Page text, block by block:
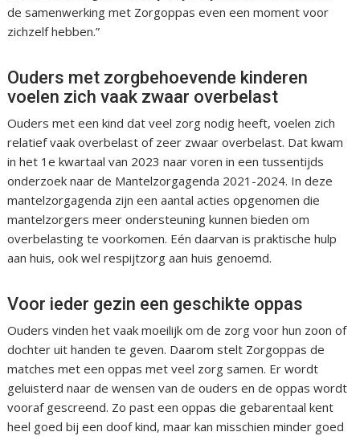
de samenwerking met Zorgoppas even een moment voor
zichzelf hebben.”
Ouders met zorgbehoevende kinderen
voelen zich vaak zwaar overbelast
Ouders met een kind dat veel zorg nodig heeft, voelen zich
relatief vaak overbelast of zeer zwaar overbelast. Dat kwam
in het 1e kwartaal van 2023 naar voren in een tussentijds
onderzoek naar de Mantelzorgagenda 2021-2024. In deze
mantelzorgagenda zijn een aantal acties opgenomen die
mantelzorgers meer ondersteuning kunnen bieden om
overbelasting te voorkomen. Eén daarvan is praktische hulp
aan huis, ook wel respijtzorg aan huis genoemd.
Voor ieder gezin een geschikte oppas
Ouders vinden het vaak moeilijk om de zorg voor hun zoon of
dochter uit handen te geven. Daarom stelt Zorgoppas de
matches met een oppas met veel zorg samen. Er wordt
geluisterd naar de wensen van de ouders en de oppas wordt
vooraf gescreend. Zo past een oppas die gebarentaal kent
heel goed bij een doof kind, maar kan misschien minder goed